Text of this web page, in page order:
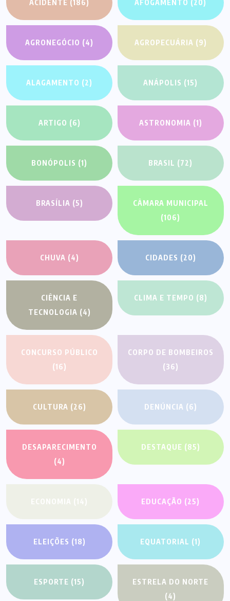
ACIDENTE (186) AFOGAMENTO (20)
AGRONEGÓCIO (4) AGROPECUÁRIA (9)
ALAGAMENTO (2) ANÁPOLIS (15)
ARTIGO (6) ASTRONOMIA (1)
BONÓPOLIS (1) BRASIL (72)
BRASÍLIA (5)
CÂMARA MUNICIPAL
(106)
CHUVA (4) CIDADES (20)
CIÊNCIA E
TECNOLOGIA (4)
CLIMA E TEMPO (8)
CONCURSO PÚBLICO
(16)
CORPO DE BOMBEIROS
(36)
CULTURA (26) DENÚNCIA (6)
DESAPARECIMENTO
(4)
DESTAQUE (85)
ECONOMIA (14) EDUCAÇÃO (25)
ELEIÇÕES (18) EQUATORIAL (1)
ESPORTE (15)
ESTRELA DO NORTE
(4)